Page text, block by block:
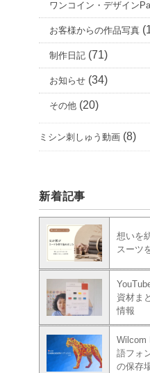
ワンコイン・デザイン
お客様からの作品写真
制作日記 (71)
お知らせ (34)
その他 (20)
ミシン刺しゅう動画 (8)
新着記事
想いを
スーツ
資材ま
情報
Wilcom
語フォ
の保存